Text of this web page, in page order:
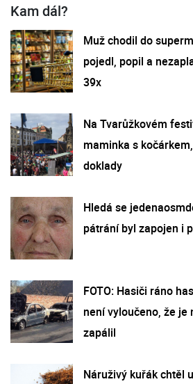
Kam dál?
Muž chodil do
pojedl, popil a
39x
Na Tvarůžkovém
maminka s
doklady
Hledá se
pátrání byl zapojen i
FOTO: Hasiči ráno
není vyloučeno, že je
zapálil
Náruživý kuřák chtěl